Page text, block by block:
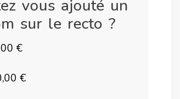
vous ajouté un
sur le recto ?
€
€